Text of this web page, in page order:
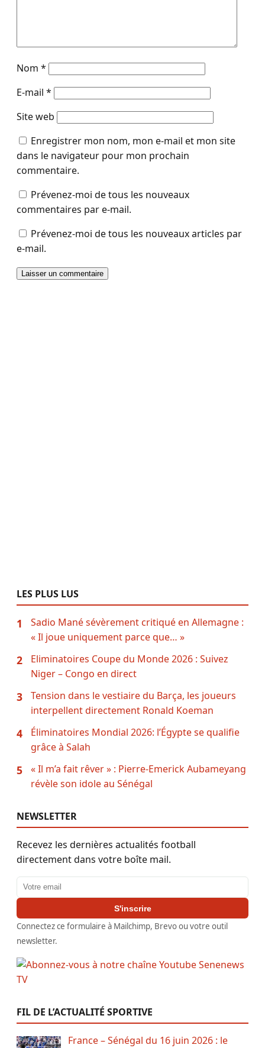
Nom *
E-mail *
Site web
Enregistrer mon nom, mon e-mail et mon site
dans le navigateur pour mon prochain
commentaire.
Prévenez-moi de tous les nouveaux
commentaires par e-mail.
Prévenez-moi de tous les nouveaux articles par
e-mail.
LES PLUS LUS
1
Sadio Mané sévèrement critiqué en Allemagne :
« Il joue uniquement parce que… »
2
Eliminatoires Coupe du Monde 2026 : Suivez
Niger – Congo en direct
3
Tension dans le vestiaire du Barça, les joueurs
interpellent directement Ronald Koeman
4
Éliminatoires Mondial 2026: l’Égypte se qualifie
grâce à Salah
5
« Il m’a fait rêver » : Pierre-Emerick Aubameyang
révèle son idole au Sénégal
NEWSLETTER
Recevez les dernières actualités football
directement dans votre boîte mail.
Adresse email
S'inscrire
Connectez ce formulaire à Mailchimp, Brevo ou votre outil
newsletter.
FIL DE L’ACTUALITÉ SPORTIVE
France – Sénégal du 16 juin 2026 : le